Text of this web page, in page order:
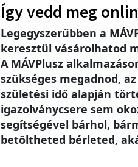
Így vedd meg
Legegyszerűbben a
keresztül vásárolhatod
A MÁVPlusz
szükséges megadnod,
születési idő alapján
igazolványcsere sem
segítségével bárhol,
betöltheted bérleted,